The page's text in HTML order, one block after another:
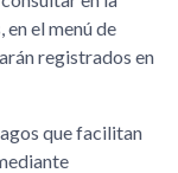
en el menú de
registrados en
que facilitan